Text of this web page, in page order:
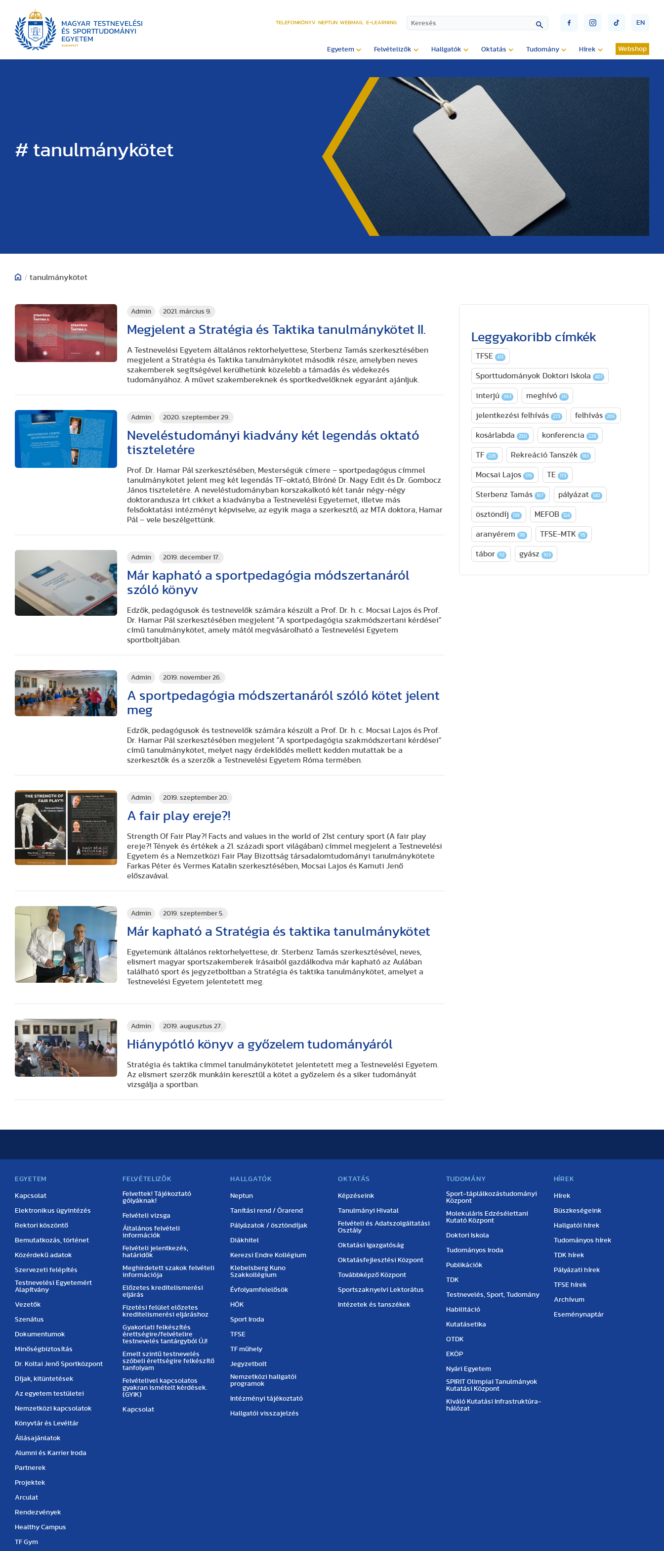
TELEFONKÖNYV NEPTUN WEBMAIL E-LEARNING EN
Egyetem Felvételizők Hallgatók Oktatás Tudomány Hírek Webshop
# tanulmánykötet
/ tanulmánykötet
Admin 2021. március 9.
Megjelent a Stratégia és Taktika tanulmánykötet II.
A Testnevelési Egyetem általános rektorhelyettese, Sterbenz Tamás szerkesztésében
megjelent a Stratégia és Taktika tanulmánykötet második része, amelyben neves
szakemberek segítségével kerülhetünk közelebb a támadás és védekezés
tudományához. A művet szakembereknek és sportkedvelőknek egyaránt ajánljuk.
Admin 2020. szeptember 29.
Neveléstudományi kiadvány két legendás oktató
tiszteletére
Prof. Dr. Hamar Pál szerkesztésében, Mesterségük címere – sportpedagógus címmel
tanulmánykötet jelent meg két legendás TF-oktató, Bíróné Dr. Nagy Edit és Dr. Gombocz
János tiszteletére. A neveléstudományban korszakalkotó két tanár négy-négy
doktorandusza írt cikket a kiadványba a Testnevelési Egyetemet, illetve más
felsőoktatási intézményt képviselve, az egyik maga a szerkesztő, az MTA doktora, Hamar
Pál – vele beszélgettünk.
Admin 2019. december 17.
Már kapható a sportpedagógia módszertanáról
szóló könyv
Edzők, pedagógusok és testnevelők számára készült a Prof. Dr. h. c. Mocsai Lajos és Prof.
Dr. Hamar Pál szerkesztésében megjelent "A sportpedagógia szakmódszertani kérdései"
című tanulmánykötet, amely mától megvásárolható a Testnevelési Egyetem
sportboltjában.
Admin 2019. november 26.
A sportpedagógia módszertanáról szóló kötet jelent
meg
Edzők, pedagógusok és testnevelők számára készült a Prof. Dr. h. c. Mocsai Lajos és Prof.
Dr. Hamar Pál szerkesztésében megjelent "A sportpedagógia szakmódszertani kérdései"
című tanulmánykötet, melyet nagy érdeklődés mellett kedden mutattak be a
szerkesztők és a szerzők a Testnevelési Egyetem Róma termében.
Admin 2019. szeptember 20.
A fair play ereje?!
Strength Of Fair Play?! Facts and values in the world of 21st century sport (A fair play
ereje?! Tények és értékek a 21. századi sport világában) címmel megjelent a Testnevelési
Egyetem és a Nemzetközi Fair Play Bizottság társadalomtudományi tanulmánykötete
Farkas Péter és Vermes Katalin szerkesztésében, Mocsai Lajos és Kamuti Jenő
előszavával.
Admin 2019. szeptember 5.
Már kapható a Stratégia és taktika tanulmánykötet
Egyetemünk általános rektorhelyettese, dr. Sterbenz Tamás szerkesztésével, neves,
elismert magyar sportszakemberek írásaiból gazdálkodva már kapható az Aulában
található sport és jegyzetboltban a Stratégia és taktika tanulmánykötet, amelyet a
Testnevelési Egyetem jelentetett meg.
Admin 2019. augusztus 27.
Hiánypótló könyv a győzelem tudományáról
Stratégia és taktika címmel tanulmánykötetet jelentetett meg a Testnevelési Egyetem.
Az elismert szerzők munkáin keresztűl a kötet a győzelem és a siker tudományát
vizsgálja a sportban.
Leggyakoribb címkék
TFSE 413
Sporttudományok Doktori Iskola 401
interjú 393 meghívó 311
jelentkezési felhívás 273 felhívás 265
kosárlabda 250 konferencia 228
TF 226 Rekreáció Tanszék 183
Mocsai Lajos 176 TE 173
Sterbenz Tamás 167 pályázat 140
ösztöndíj 139 MEFOB 124
aranyérem 116 TFSE-MTK 115
tábor 112 gyász 103
EGYETEM
Kapcsolat
Elektronikus ügyintézés
Rektori köszöntő
Bemutatkozás, történet
Közérdekű adatok
Szervezeti felépítés
Testnevelési Egyetemért
Alapítvány
Vezetők
Szenátus
Dokumentumok
Minőségbiztosítás
Dr. Koltai Jenő Sportközpont
Díjak, kitüntetések
Az egyetem testületei
Nemzetközi kapcsolatok
Könyvtár és Levéltár
Állásajánlatok
Alumni és Karrier Iroda
Partnerek
Projektek
Arculat
Rendezvények
Healthy Campus
TF Gym
FELVÉTELIZŐK
Felvettek! Tájékoztató
gólyáknak!
Felvételi vizsga
Általános felvételi
információk
Felvételi jelentkezés,
határidők
Meghirdetett szakok felvételi
információja
Előzetes kreditelismerési
eljárás
Fizetési felület előzetes
kreditelismerési eljáráshoz
Gyakorlati felkészítés
érettségire/felvételire
testnevelés tantárgyból ÚJ!
Emelt szintű testnevelés
szóbeli érettségire felkészítő
tanfolyam
Felvételivel kapcsolatos
gyakran ismételt kérdések.
(GYIK)
Kapcsolat
HALLGATÓK
Neptun
Tanítási rend / Órarend
Pályázatok / ösztöndíjak
Diákhitel
Kerezsi Endre Kollégium
Klebelsberg Kuno
Szakkollégium
Évfolyamfelelősök
HÖK
Sport Iroda
TFSE
TF műhely
Jegyzetbolt
Nemzetközi hallgatói
programok
Intézményi tájékoztató
Hallgatói visszajelzés
OKTATÁS
Képzéseink
Tanulmányi Hivatal
Felvételi és Adatszolgáltatási
Osztály
Oktatási Igazgatóság
Oktatásfejlesztési Központ
Továbbképző Központ
Sportszaknyelvi Lektorátus
Intézetek és tanszékek
TUDOMÁNY
Sport-táplálkozástudományi
Központ
Molekuláris Edzésélettani
Kutató Központ
Doktori Iskola
Tudományos Iroda
Publikációk
TDK
Testnevelés, Sport, Tudomány
Habilitáció
Kutatásetika
OTDK
EKÖP
Nyári Egyetem
SPIRIT Olimpiai Tanulmányok
Kutatási Központ
Kiváló Kutatási Infrastruktúra-
hálózat
HÍREK
Hírek
Büszkeségeink
Hallgatói hírek
Tudományos hírek
TDK hírek
Pályázati hírek
TFSE hírek
Archívum
Eseménynaptár